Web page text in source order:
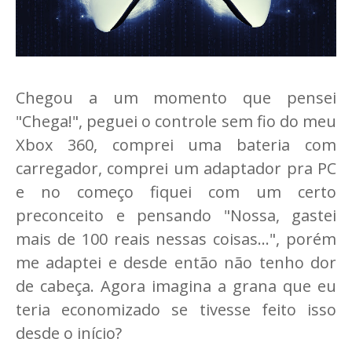
Chegou a um momento que pensei
"Chega!", peguei o controle sem fio do meu
Xbox 360, comprei uma bateria com
carregador, comprei um adaptador pra PC
e no começo fiquei com um certo
preconceito e pensando "Nossa, gastei
mais de 100 reais nessas coisas...", porém
me adaptei e desde então não tenho dor
de cabeça. Agora imagina a grana que eu
teria economizado se tivesse feito isso
desde o início?